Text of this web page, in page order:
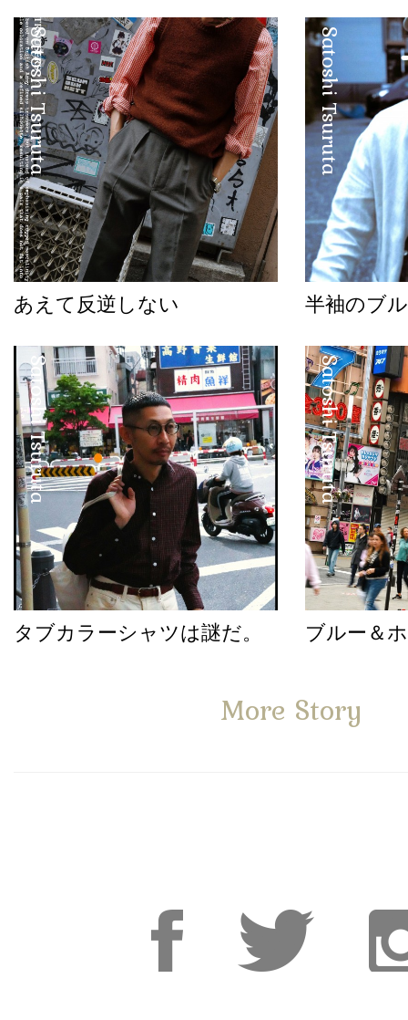
Satoshi Tsuruta
あえて反逆しない
Satoshi Tsuruta
半袖のブ
Satoshi Tsuruta
タブカラーシャツは謎だ。
Satoshi Tsuruta
ブルー＆
More Story